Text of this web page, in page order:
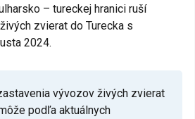
– tureckej hranici ruší
zvierat do Turecka s
2024.
vývozov živých zvierat
podľa aktuálnych